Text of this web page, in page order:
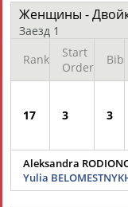
ЦЕЛИ ПРОЕКТА
Вопросы
© Стадион, 1998-2026
Адресов в новостной
Подпишись
Женщины -
Заезд 1
Rank
Start
Order
Bib
17 3 3
Aleksandra
Yulia